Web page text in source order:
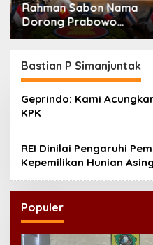
Rahman Sabon Nama
Dorong Prabowo
Perkuat Koordinasi
Perang Iran-Israel
Bastian P Simanjuntak
Geprindo: Kami
KPK
REI Dinilai Pengaruhi
Kepemilikan Hunian Asing
Populer